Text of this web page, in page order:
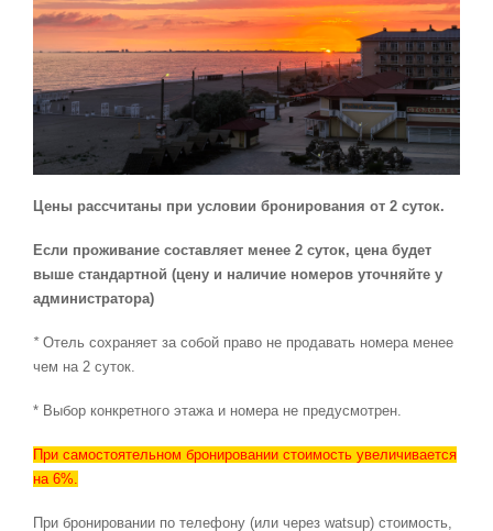
Цены рассчитаны при условии бронирования от 2 суток.
Если проживание составляет менее 2 суток, цена будет
выше стандартной (цену и наличие номеров уточняйте у
администратора)
* Отель сохраняет за собой право не продавать номера менее
чем на 2 суток.
* Выбор конкретного этажа и номера не предусмотрен.
При самостоятельном бронировании стоимость увеличивается
на 6%.
При бронировании по телефону (или через watsup) стоимость,